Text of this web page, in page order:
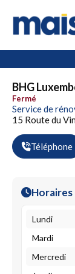
BHG
Fermé
Service de
15 Route du
Téléphone
Lundi
Mardi
Mercredi